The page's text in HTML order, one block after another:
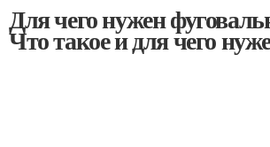
Для чего нужен
Что такое и для чего